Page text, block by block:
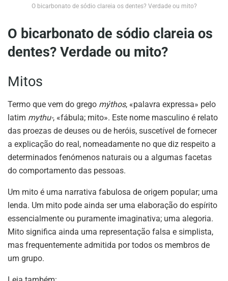
O bicarbonato de sódio clareia os dentes? Verdade ou mito?
O bicarbonato de sódio clareia os
dentes? Verdade ou mito?
Mitos
Termo que vem do grego mýthos, «palavra expressa» pelo
latim mythu-, «fábula; mito». Este nome masculino é relato
das proezas de deuses ou de heróis, suscetível de fornecer
a explicação do real, nomeadamente no que diz respeito a
determinados fenómenos naturais ou a algumas facetas
do comportamento das pessoas.
Um mito é uma narrativa fabulosa de origem popular; uma
lenda. Um mito pode ainda ser uma elaboração do espírito
essencialmente ou puramente imaginativa; uma alegoria.
Mito significa ainda uma representação falsa e simplista,
mas frequentemente admitida por todos os membros de
um grupo.